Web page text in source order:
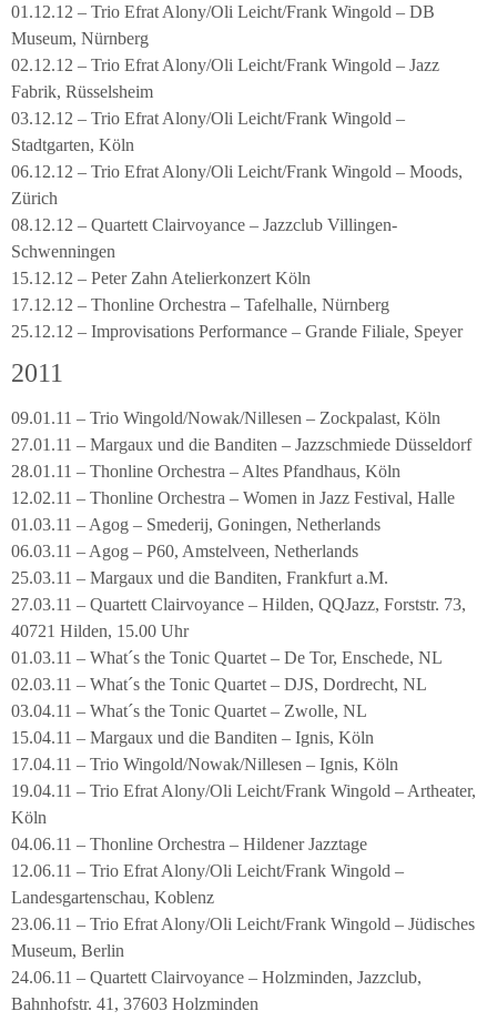
01.12.12 – Trio Efrat Alony/Oli Leicht/Frank Wingold – DB
Museum, Nürnberg
02.12.12 – Trio Efrat Alony/Oli Leicht/Frank Wingold – Jazz
Fabrik, Rüsselsheim
03.12.12 – Trio Efrat Alony/Oli Leicht/Frank Wingold –
Stadtgarten, Köln
06.12.12 – Trio Efrat Alony/Oli Leicht/Frank Wingold – Moods,
Zürich
08.12.12 – Quartett Clairvoyance – Jazzclub Villingen-
Schwenningen
15.12.12 – Peter Zahn Atelierkonzert Köln
17.12.12 – Thonline Orchestra – Tafelhalle, Nürnberg
25.12.12 – Improvisations Performance – Grande Filiale, Speyer
2011
09.01.11 – Trio Wingold/Nowak/Nillesen – Zockpalast, Köln
27.01.11 – Margaux und die Banditen – Jazzschmiede Düsseldorf
28.01.11 – Thonline Orchestra – Altes Pfandhaus, Köln
12.02.11 – Thonline Orchestra – Women in Jazz Festival, Halle
01.03.11 – Agog – Smederij, Goningen, Netherlands
06.03.11 – Agog – P60, Amstelveen, Netherlands
25.03.11 – Margaux und die Banditen, Frankfurt a.M.
27.03.11 – Quartett Clairvoyance – Hilden, QQJazz, Forststr. 73,
40721 Hilden, 15.00 Uhr
01.03.11 – What´s the Tonic Quartet – De Tor, Enschede, NL
02.03.11 – What´s the Tonic Quartet – DJS, Dordrecht, NL
03.04.11 – What´s the Tonic Quartet – Zwolle, NL
15.04.11 – Margaux und die Banditen – Ignis, Köln
17.04.11 – Trio Wingold/Nowak/Nillesen – Ignis, Köln
19.04.11 – Trio Efrat Alony/Oli Leicht/Frank Wingold – Artheater,
Köln
04.06.11 – Thonline Orchestra – Hildener Jazztage
12.06.11 – Trio Efrat Alony/Oli Leicht/Frank Wingold –
Landesgartenschau, Koblenz
23.06.11 – Trio Efrat Alony/Oli Leicht/Frank Wingold – Jüdisches
Museum, Berlin
24.06.11 – Quartett Clairvoyance – Holzminden, Jazzclub,
Bahnhofstr. 41, 37603 Holzminden